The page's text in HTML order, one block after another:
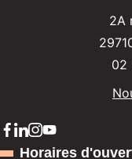
2A
02
Horaires